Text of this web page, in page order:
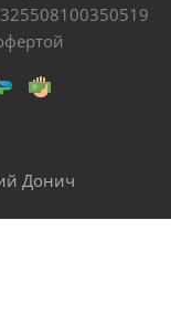
Донич